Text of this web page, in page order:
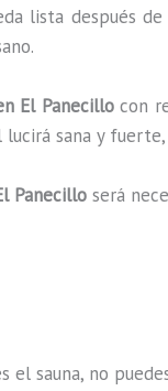
lista después
El Panecillo con
lucirá sana y
Panecillo será
el sauna, no